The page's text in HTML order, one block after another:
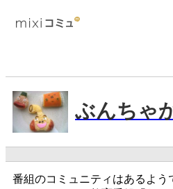
ぶんちゃ
番組のコミュニティはあるよう